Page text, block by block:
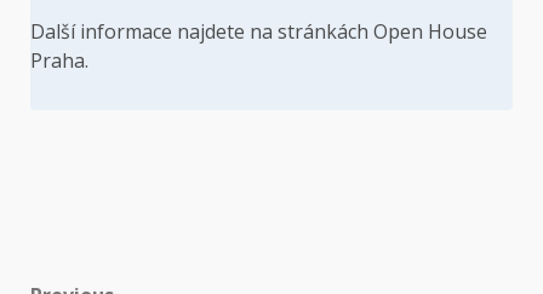
Další informace najdete na stránkách Open House
Praha.